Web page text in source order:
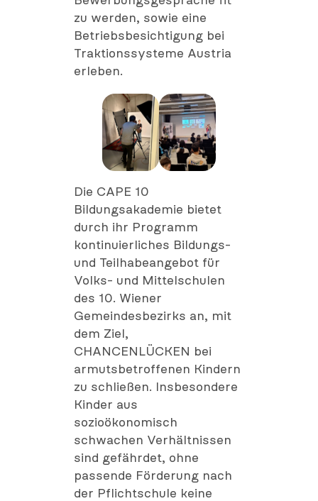
zu werden, sowie eine
Betriebsbesichtigung bei
Traktionssysteme Austria
erleben.
Die CAPE 10
Bildungsakademie bietet
durch ihr Programm
kontinuierliches Bildungs-
und Teilhabeangebot für
Volks- und Mittelschulen
des 10. Wiener
Gemeindesbezirks an, mit
dem Ziel,
CHANCENLÜCKEN bei
armutsbetroffenen Kindern
zu schließen. Insbesondere
Kinder aus
sozioökonomisch
schwachen Verhältnissen
sind gefährdet, ohne
passende Förderung nach
der Pflichtschule keine